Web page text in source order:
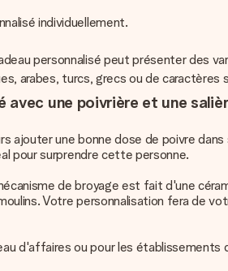
individuellement.
personnalisé peut présenter des
arabes, turcs, grecs ou de caractères
une poivrière et une
ajouter une bonne dose de poivre
pour surprendre cette personne.
de broyage est fait d'une
Votre personnalisation fera de
d'affaires ou pour les